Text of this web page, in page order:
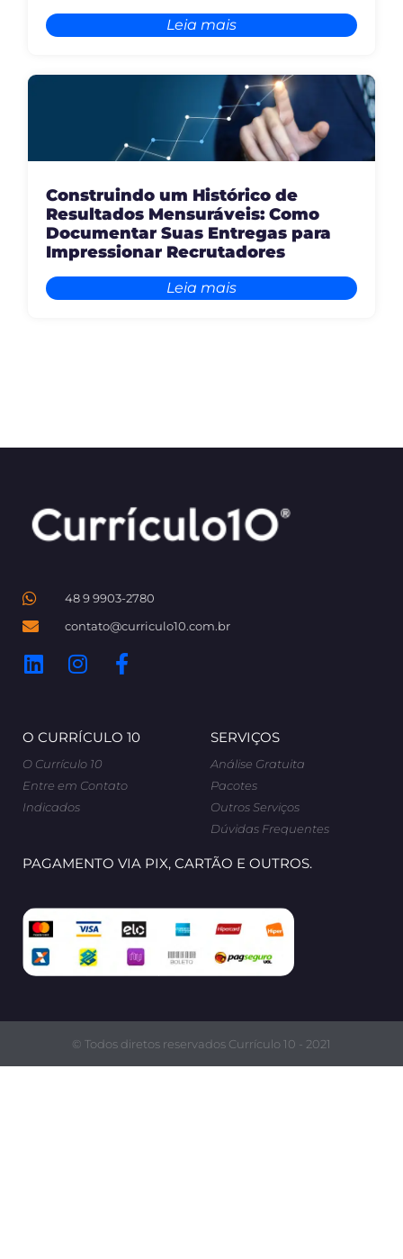
Leia mais
Construindo um Histórico de
Resultados Mensuráveis: Como
Documentar Suas Entregas para
Impressionar Recrutadores
Leia mais
48 9 9903-2780
contato@curriculo10.com.br
O CURRÍCULO 10
O Currículo 10
Entre em Contato
Indicados
SERVIÇOS
Análise Gratuita
Pacotes
Outros Serviços
Dúvidas Frequentes
PAGAMENTO VIA PIX, CARTÃO E OUTROS.
© Todos diretos reservados Currículo 10 - 2021